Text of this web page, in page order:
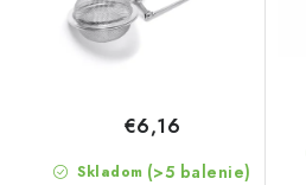
Skladom (>5 balenie)
€6,16